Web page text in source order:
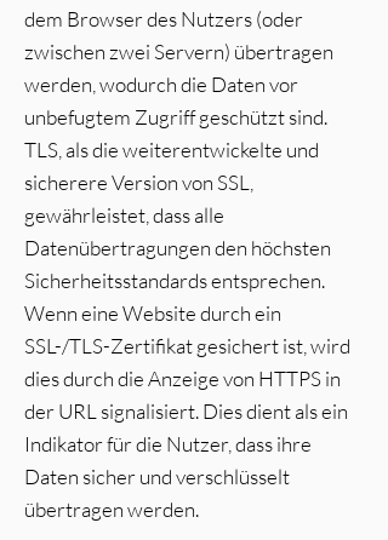
dem Browser des Nutzers (oder
zwischen zwei Servern) übertragen
werden, wodurch die Daten vor
unbefugtem Zugriff geschützt sind.
TLS, als die weiterentwickelte und
sicherere Version von SSL,
gewährleistet, dass alle
Datenübertragungen den höchsten
Sicherheitsstandards entsprechen.
Wenn eine Website durch ein
SSL-/TLS-Zertifikat gesichert ist, wird
dies durch die Anzeige von HTTPS in
der URL signalisiert. Dies dient als ein
Indikator für die Nutzer, dass ihre
Daten sicher und verschlüsselt
übertragen werden.